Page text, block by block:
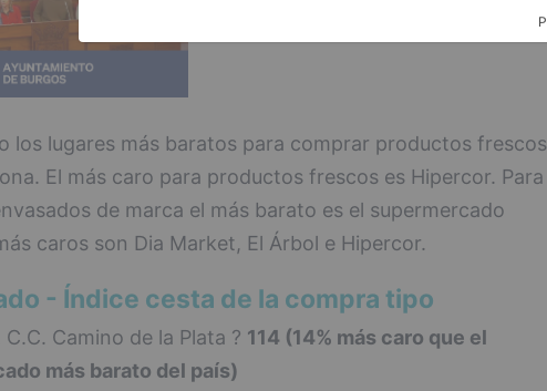
los lugares más baratos para comprar productos frescos
El más caro para productos frescos es Hipercor. Para
de marca el más barato es el supermercado
caros son Dia Market, El Árbol e Hipercor.
- Índice cesta de la compra tipo
C.C. Camino de la Plata ? 114 (14% más caro que el
más barato del país)